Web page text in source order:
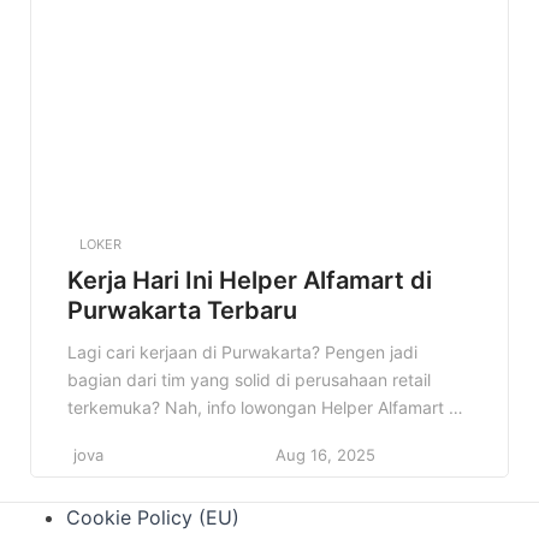
LOKER
Kerja Hari Ini Helper Alfamart di
Purwakarta Terbaru
Lagi cari kerjaan di Purwakarta? Pengen jadi
bagian dari tim yang solid di perusahaan retail
terkemuka? Nah, info lowongan Helper Alfamart di
Cocok banget buat kamu yang fresh graduate
pergudangan. Kenapa info ini penting? Karena
jova Aug 16, 2025
Cookie Policy (EU)